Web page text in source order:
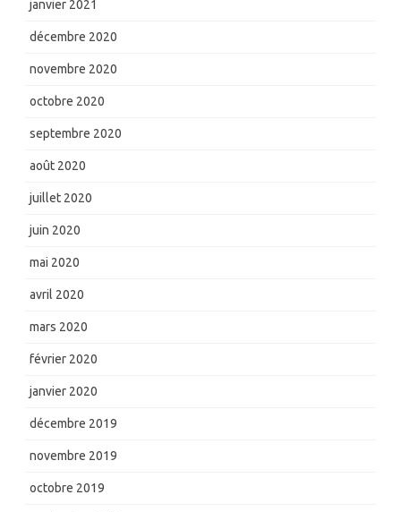
janvier 2021
décembre 2020
novembre 2020
octobre 2020
septembre 2020
août 2020
juillet 2020
juin 2020
mai 2020
avril 2020
mars 2020
février 2020
janvier 2020
décembre 2019
novembre 2019
octobre 2019